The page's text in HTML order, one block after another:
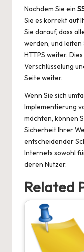
Nachdem Sie ein
Sie es korrekt auf
Sie darauf, dass
werden, und leiten
HTTPS weiter.
Verschlüsselung
Seite weiter.
Wenn Sie sich
Implementierung
möchten, können
Sicherheit Ihrer
entscheidender
Internets sowohl
deren Nutzer.
Related